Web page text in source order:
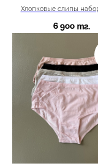
Хлопковые слипы
6 900 тг.